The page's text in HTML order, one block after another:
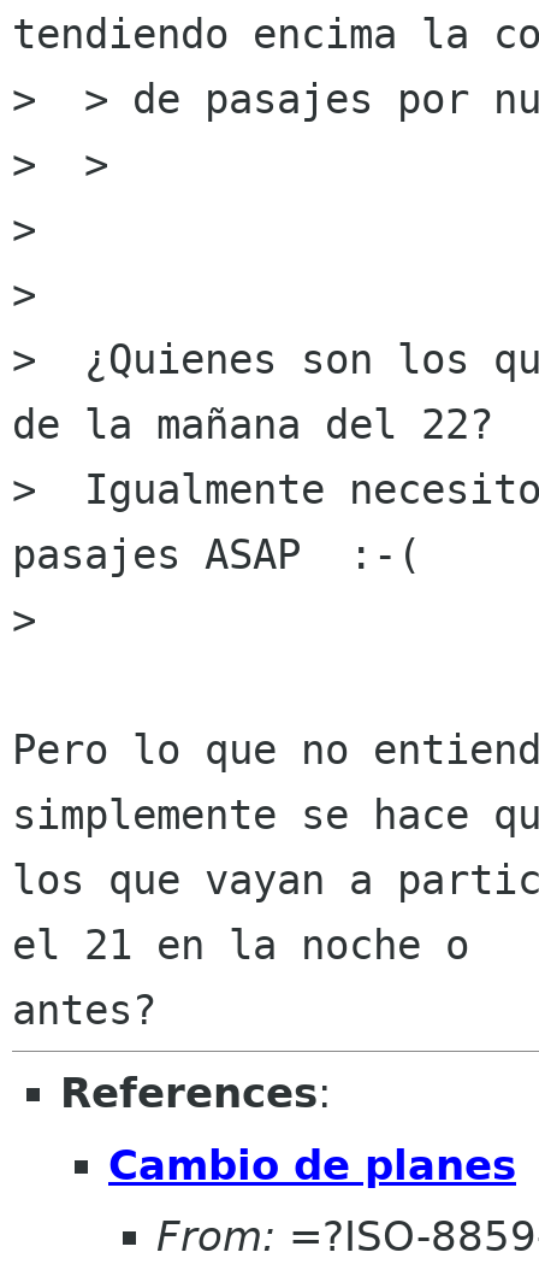
tendiendo encima la
>  > de pasajes por
>  >
>
>
>  ¿Quienes son los
de la mañana del 22?
>  Igualmente
pasajes ASAP  :-(
>
Pero lo que no
simplemente se hace
los que vayan a
el 21 en la noche o
References:
Cambio de planes
From: =?ISO-